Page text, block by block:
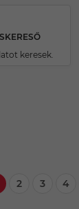
keresek.
2 3 4